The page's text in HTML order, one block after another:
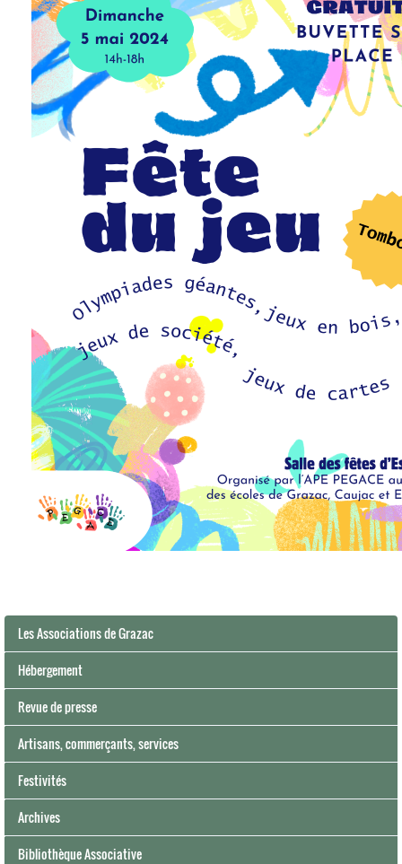
Les Associations de Grazac
Hébergement
Revue de presse
Artisans, commerçants, services
Festivités
Archives
Bibliothèque Associative